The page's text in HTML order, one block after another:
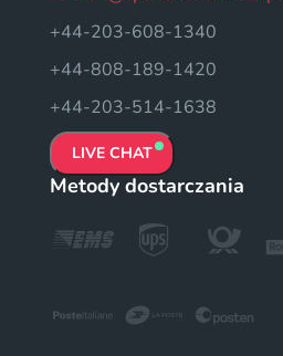
+44-203-608-1340
+44-808-189-1420
+44-203-514-1638
LIVE CHAT
Metody dostarczania